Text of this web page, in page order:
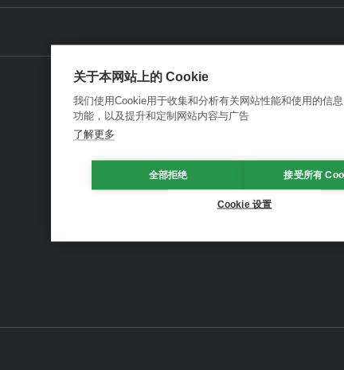
关于本网站上的 Cookie
我们使用Cookie用于收集和分析有关网站性能和使用的信
功能，以及提升和定制网站内容与广告
了解更多
全部拒绝 接受所有
Cookie 设置